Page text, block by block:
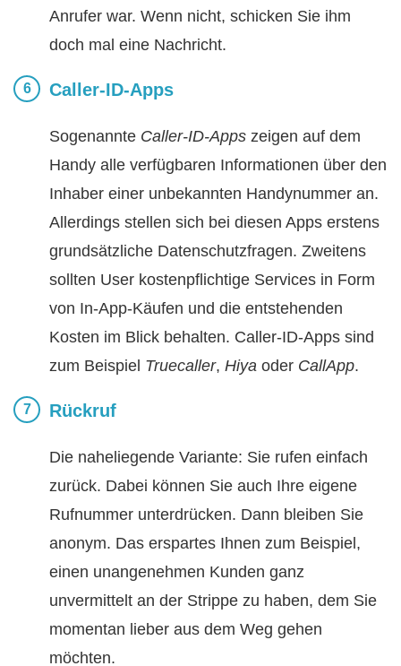
Anrufer war. Wenn nicht, schicken Sie ihm
doch mal eine Nachricht.
Caller-ID-Apps
Sogenannte Caller-ID-Apps zeigen auf dem
Handy alle verfügbaren Informationen über den
Inhaber einer unbekannten Handynummer an.
Allerdings stellen sich bei diesen Apps erstens
grundsätzliche Datenschutzfragen. Zweitens
sollten User kostenpflichtige Services in Form
von In-App-Käufen und die entstehenden
Kosten im Blick behalten. Caller-ID-Apps sind
zum Beispiel Truecaller, Hiya oder CallApp.
Rückruf
Die naheliegende Variante: Sie rufen einfach
zurück. Dabei können Sie auch Ihre eigene
Rufnummer unterdrücken. Dann bleiben Sie
anonym. Das erspartes Ihnen zum Beispiel,
einen unangenehmen Kunden ganz
unvermittelt an der Strippe zu haben, dem Sie
momentan lieber aus dem Weg gehen
möchten.